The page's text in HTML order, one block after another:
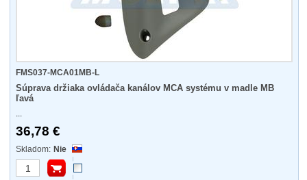
FMS037-MCA01MB-L
Súprava držiaka ovládača kanálov MCA systému v madle MB
ľavá
...
36,78 €
Nie